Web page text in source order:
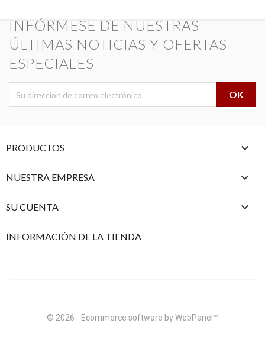
INFÓRMESE DE NUESTRAS
ÚLTIMAS NOTICIAS Y OFERTAS
ESPECIALES
PRODUCTOS 
NUESTRA EMPRESA 
SU CUENTA 
INFORMACIÓN DE LA TIENDA
© 2026 - Ecommerce software by WebPanel™